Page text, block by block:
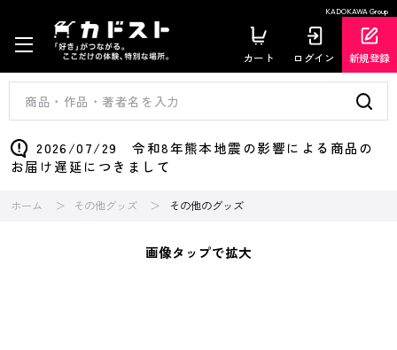
KADOKAWA Group
カート ログイン 新規登録
2026/07/29 令和8年熊本地震の影響による商品の
お届け遅延につきまして
ホーム その他グッズ その他のグッズ
画像タップで拡大